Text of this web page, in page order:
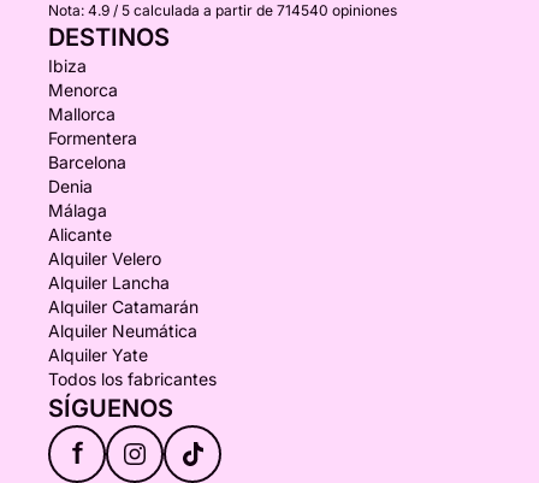
Nota: 4.9 / 5 calculada a partir de 714540 opiniones
DESTINOS
Ibiza
Menorca
Mallorca
Formentera
Barcelona
Denia
Málaga
Alicante
Alquiler Velero
Alquiler Lancha
Alquiler Catamarán
Alquiler Neumática
Alquiler Yate
Todos los fabricantes
SÍGUENOS
f